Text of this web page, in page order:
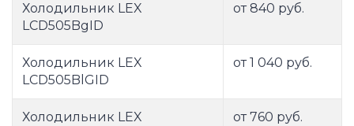
Холодильник LEX
LCD505BgID
от 840 руб.
Холодильник LEX
LCD505BlGID
от 1 040 руб.
Холодильник LEX
от 760 руб.